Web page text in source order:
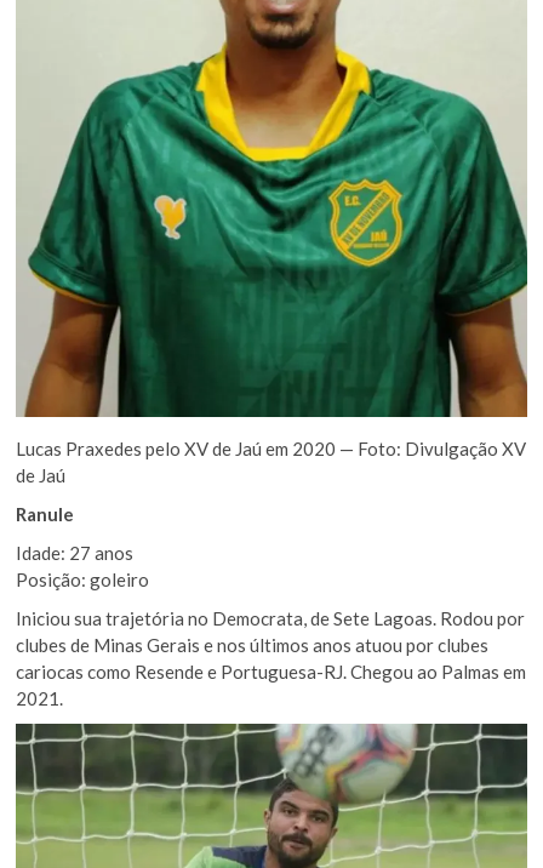
Lucas Praxedes pelo XV de Jaú em 2020 — Foto: Divulgação XV
de Jaú
Ranule
Idade: 27 anos
Posição: goleiro
Iniciou sua trajetória no Democrata, de Sete Lagoas. Rodou por
clubes de Minas Gerais e nos últimos anos atuou por clubes
cariocas como Resende e Portuguesa-RJ. Chegou ao Palmas em
2021.